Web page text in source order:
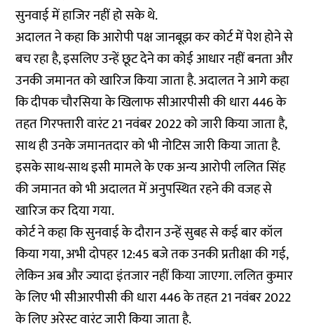
सुनवाई में हाजिर नहीं हो सके थे.
अदालत ने कहा कि आरोपी पक्ष जानबूझ कर कोर्ट में पेश होने से
बच रहा है, इसलिए उन्हें छूट देने का कोई आधार नहीं बनता और
उनकी जमानत को खारिज किया जाता है. अदालत ने आगे कहा
कि दीपक चौरसिया के खिलाफ सीआरपीसी की धारा 446 के
तहत गिरफ्तारी वारंट 21 नवंबर 2022 को जारी किया जाता है,
साथ ही उनके जमानतदार को भी नोटिस जारी किया जाता है.
इसके साथ-साथ इसी मामले के एक अन्य आरोपी ललित सिंह
की जमानत को भी अदालत में अनुपस्थित रहने की वजह से
खारिज कर दिया गया.
कोर्ट ने कहा कि सुनवाई के दौरान उन्हें सुबह से कई बार कॉल
किया गया, अभी दोपहर 12:45 बजे तक उनकी प्रतीक्षा की गई,
लेकिन अब और ज्यादा इंतजार नहीं किया जाएगा. ललित कुमार
के लिए भी सीआरपीसी की धारा 446 के तहत 21 नवंबर 2022
के लिए अरेस्ट वारंट जारी किया जाता है.